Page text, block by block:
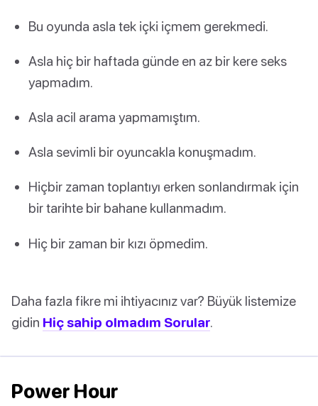
Bu oyunda asla tek içki içmem gerekmedi.
Asla hiç bir haftada günde en az bir kere seks
yapmadım.
Asla acil arama yapmamıştım.
Asla sevimli bir oyuncakla konuşmadım.
Hiçbir zaman toplantıyı erken sonlandırmak için
bir tarihte bir bahane kullanmadım.
Hiç bir zaman bir kızı öpmedim.
Daha fazla fikre mi ihtiyacınız var? Büyük listemize
gidin Hiç sahip olmadım Sorular.
Power Hour